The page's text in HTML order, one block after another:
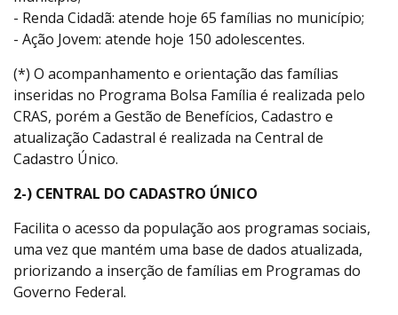
- Renda Cidadã: atende hoje 65 famílias no município;
- Ação Jovem: atende hoje 150 adolescentes.
(*) O acompanhamento e orientação das famílias
inseridas no Programa Bolsa Família é realizada pelo
CRAS, porém a Gestão de Benefícios, Cadastro e
atualização Cadastral é realizada na Central de
Cadastro Único.
2-) CENTRAL DO CADASTRO ÚNICO
Facilita o acesso da população aos programas sociais,
uma vez que mantém uma base de dados atualizada,
priorizando a inserção de famílias em Programas do
Governo Federal.